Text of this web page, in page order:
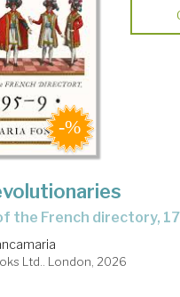
the French directory,
Ltd.. London, 2026